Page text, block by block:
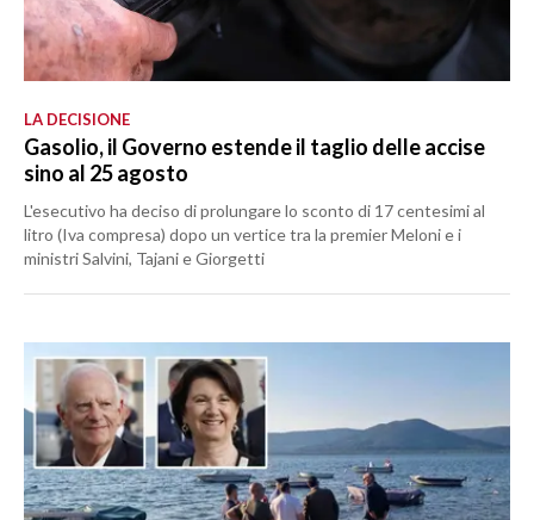
LA DECISIONE
Gasolio, il Governo estende il taglio delle accise
sino al 25 agosto
L'esecutivo ha deciso di prolungare lo sconto di 17 centesimi al
litro (Iva compresa) dopo un vertice tra la premier Meloni e i
ministri Salvini, Tajani e Giorgetti